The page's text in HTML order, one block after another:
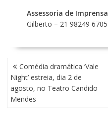
Assessoria de Imprensa
Gilberto – 21 98249 6705
N
A
V
G
Comédia dramática ‘Vale
Night’ estreia, dia 2 de
agosto, no Teatro Candido
Mendes